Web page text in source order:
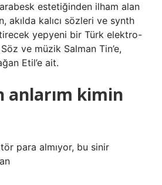
arabesk estetiğinden ilham alan
akılda kalıcı sözleri ve synth
yepyeni bir Türk elektro-
ve müzik Salman Tin’e,
Etil’e ait.
anlarım kimin
para almıyor, bu sinir